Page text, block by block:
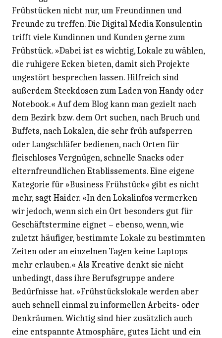
Frühstücken nicht nur, um Freundinnen und
Freunde zu treffen. Die Digital Media Konsulentin
trifft viele Kundinnen und Kunden gerne zum
Frühstück. »Dabei ist es wichtig, Lokale zu wählen,
die ruhigere Ecken bieten, damit sich Projekte
ungestört besprechen lassen. Hilfreich sind
außerdem Steckdosen zum Laden von Handy oder
Notebook.« Auf dem Blog kann man gezielt nach
dem Bezirk bzw. dem Ort suchen, nach Bruch und
Buffets, nach Lokalen, die sehr früh aufsperren
oder Langschläfer bedienen, nach Orten für
fleischloses Vergnügen, schnelle Snacks oder
elternfreundlichen Etablissements. Eine eigene
Kategorie für »Business Frühstück« gibt es nicht
mehr, sagt Haider. «In den Lokalinfos vermerken
wir jedoch, wenn sich ein Ort besonders gut für
Geschäftstermine eignet – ebenso, wenn, wie
zuletzt häufiger, bestimmte Lokale zu bestimmten
Zeiten oder an einzelnen Tagen keine Laptops
mehr erlauben.« Als Kreative denkt sie nicht
unbedingt, dass ihre Berufsgruppe andere
Bedürfnisse hat. »Frühstückslokale werden aber
auch schnell einmal zu informellen Arbeits- oder
Denkräumen. Wichtig sind hier zusätzlich auch
eine entspannte Atmosphäre, gutes Licht und ein